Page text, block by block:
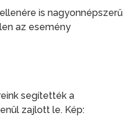
is nagyonnépszerű
az esemény
segítették a
zajlott le. Kép: